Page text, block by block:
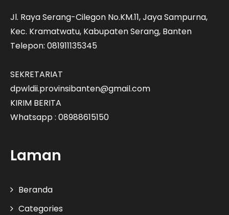
Jl. Raya Serang-Cilegon No.KM.11, Jaya Sampurna,
Kec. Kramatwatu, Kabupaten Serang, Banten
Telepon: 081911135345
SEKRETARIAT
dpwldii.provinsibanten@gmail.com
KIRIM BERITA
Whatsapp : 08988615150
Laman
Beranda
Categories